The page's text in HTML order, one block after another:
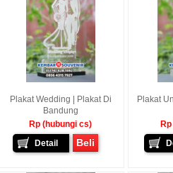
Plakat Wedding | Plakat Di
Bandung
Rp (hubungi cs)
Detail
Beli
Plakat